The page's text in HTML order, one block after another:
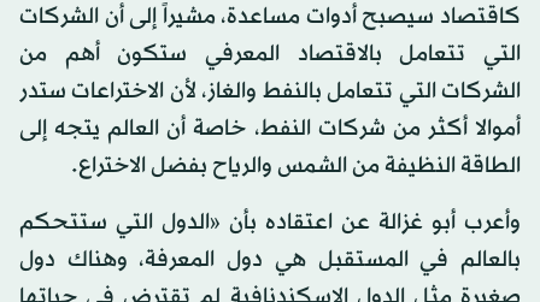
كاقتصاد سيصبح أدوات مساعدة، مشيراً إلى أن الشركات
التي تتعامل بالاقتصاد المعرفي ستكون أهم من
الشركات التي تتعامل بالنفط والغاز، لأن الاختراعات ستدر
أموالا أكثر من شركات النفط، خاصة أن العالم يتجه إلى
الطاقة النظيفة من الشمس والرياح بفضل الاختراع.
وأعرب أبو غزالة عن اعتقاده بأن «الدول التي ستتحكم
بالعالم في المستقبل هي دول المعرفة، وهناك دول